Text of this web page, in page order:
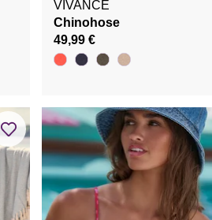
VIVANCE
Chinohose
49,99 €